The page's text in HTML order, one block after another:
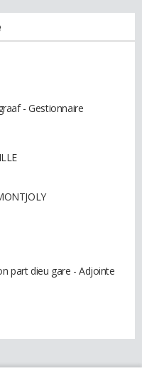
- Gestionnaire
part dieu gare - Adjointe